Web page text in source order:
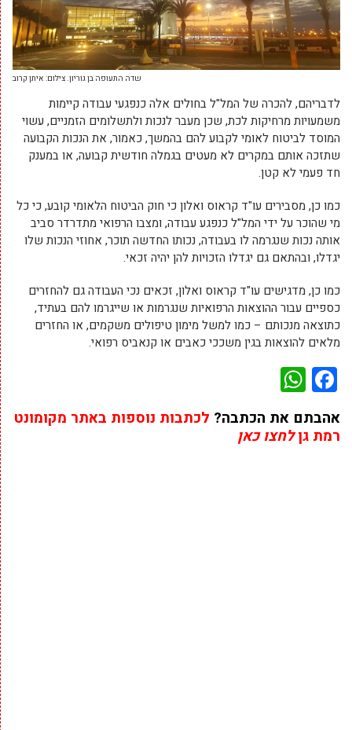
שדה התעופה בן גוריון. צילום: איתן קרוב
לדבריהם, להכרה של המל"ל בחולים אלה כנפגעי עבודה קיימות
משמעויות מרחיקות לכת, שכן מעבר לנכות ולתשלומים הזמניים, עשוי
המוסד לביטוח לאומי לקבוע להם בהמשך, כאמור, את הנכות הקבועה
שתזכה אותם במקרים לא מעטים בגמלה חודשית קבועה, או במענק
חד פעמי לא קטן.
כמו כן, מסבירים עו"ד קראוס ואלון כי חוק הביטוח הלאומי קובע, כי כל
מי שהוכר על ידי המל"ל כנפגע עבודה, ומצבו הרפואי מתדרדר סביב
אותה נכות שנגרמה לו בעבודה, נכותו החדשה תוכר, אחוזי הנכות שלו
יגדלו, ובהתאם גם יגדלו הזכויות להן יהיה זכאי.
כמו כן, מדגישים עו"ד קראוס ואלון, זכאים נכי העבודה גם להחזרים
כספיים עבור ההוצאות הרפואיות שנגרמות או שייגרמו להם בעתיד,
כתוצאה מנכותם – כמו למשל מימון טיפולים משקמים, או החזרים
מלאים להוצאות בגין משככי כאבים או קנאביס רפואי.
Facebook
אהבתם את הכתבה? לכתבות נוספות באתר מקומונט
רמת גןלחצו כאן